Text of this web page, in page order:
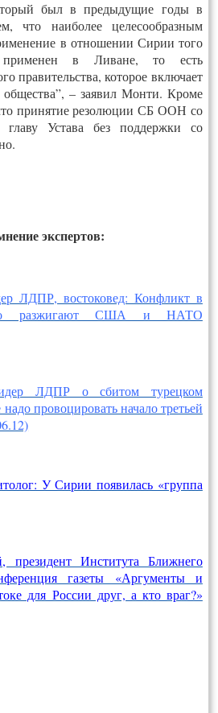
был в предыдущие годы в
что наиболее целесообразным
в отношении Сирии того
применен в Ливане, то есть
правительства, которое включает
общества”, – заявил Монти. Кроме
принятие резолюции СБ ООН со
Устава без поддержки со
экспертов:
ЛДПР, востоковед: Конфликт в
разжигают США и НАТО
ЛДПР о сбитом турецком
провоцировать начало третьей
У Сирии появилась «группа
президент Института Ближнего
газеты «Аргументы и
для России друг, а кто враг?»